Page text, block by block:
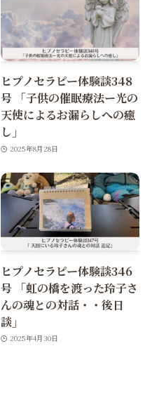
ヒプノセラピー体験談348
号 「子供の催眠療法ー光の
天使によるお漏らしへの癒
し」
2025年8月28日
ヒプノセラピー体験談346
号 「虹の橋を渡った玲子さ
んの魂との対話・・後日
談」
2025年4月30日